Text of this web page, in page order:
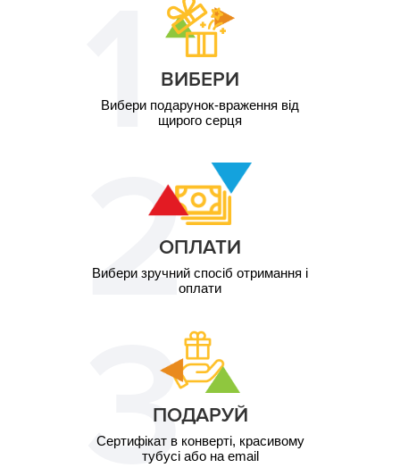
2 ос. / Романтичний
сніданок\1 година
ВИБЕРИ
Вибери подарунок-враження від
щирого серця
ОПЛАТИ
Вибери зручний спосіб отримання і
оплати
ПОДАРУЙ
Сертифікат в конверті, красивому
тубусі або на email